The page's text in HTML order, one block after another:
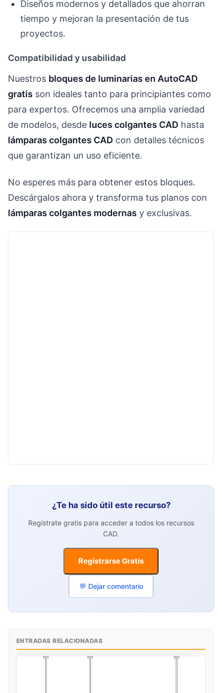
Diseños modernos y detallados que ahorran
tiempo y mejoran la presentación de tus
proyectos.
Compatibilidad y usabilidad
Nuestros bloques de luminarias en AutoCAD
gratis son ideales tanto para principiantes como
para expertos. Ofrecemos una amplia variedad
de modelos, desde luces colgantes CAD hasta
lámparas colgantes CAD con detalles técnicos
que garantizan un uso eficiente.
No esperes más para obtener estos bloques.
Descárgalos ahora y transforma tus planos con
lámparas colgantes modernas y exclusivas.
¿Te ha sido útil este recurso?
Regístrate gratis para acceder a todos los recursos
CAD.
Registrarse Gratis
💬 Dejar comentario
ENTRADAS RELACIONADAS